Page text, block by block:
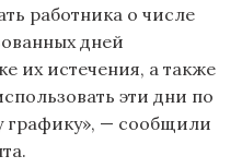
работника о числе
дней
их истечения, а также
эти дни по
графику», — сообщили